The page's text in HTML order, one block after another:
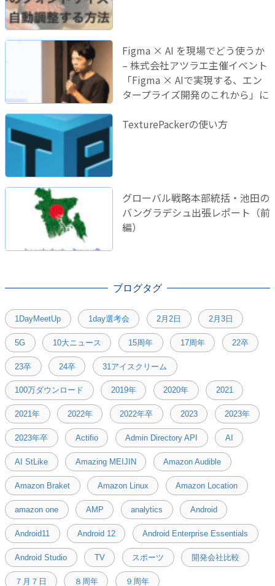
Figma × AI を現場でどう使うか
– 株式会社アツラエ主催イベント
「Figma × AIで実現する、エン
タープライズ開発のこれから」に
TexturePackerの使い方
グローバル戦略本部統括・池田の
バングラデシュ出張レポート（前
編）
ブログタグ
1DayMeetUp 1day選考会 2月2日 2月3日
5G 10大ニュース 15周年 17周年 22卒
23卒 24卒 31アイスクリーム
100万ダウンロード 2019年 2020年 2021
2021年 2022年 2022年卒 2023 2023年
2023年卒 Actifio Admin Directory API AI
AI StLike Amazing MEIJIN Amazon Audible
Amazon Braket Amazon Linux Amazon Location
amazon one AMP analytics Android
Android11 Android 12 Android Enterprise Essentials
Android Studio TV スポーツ 開発会社比較
７月７日 ８周年 ９周年